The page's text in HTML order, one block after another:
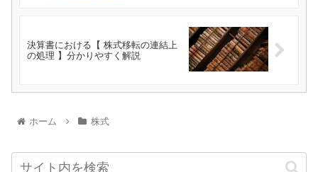
決算書における【 株式移転の連結上
の処理 】分かりやすく解説
ホーム 株式